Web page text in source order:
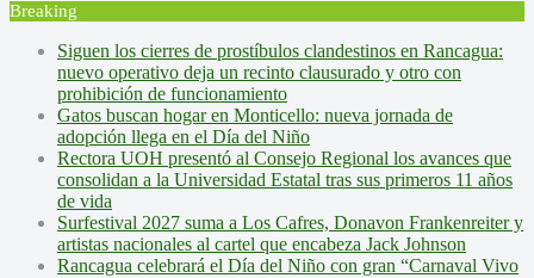
Breaking
Siguen los cierres de prostíbulos clandestinos en Rancagua:
nuevo operativo deja un recinto clausurado y otro con
prohibición de funcionamiento
Gatos buscan hogar en Monticello: nueva jornada de
adopción llega en el Día del Niño
Rectora UOH presentó al Consejo Regional los avances que
consolidan a la Universidad Estatal tras sus primeros 11 años
de vida
Surfestival 2027 suma a Los Cafres, Donavon Frankenreiter y
artistas nacionales al cartel que encabeza Jack Johnson
Rancagua celebrará el Día del Niño con gran “Carnaval Vivo